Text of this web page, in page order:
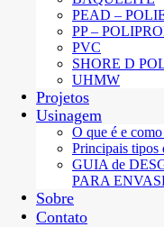
PEAD –
PP –
PVC
SHORE D
UHMW
Projetos
Usinagem
O que é e
Principais tipos
GUIA de
PARA
Sobre
Contato